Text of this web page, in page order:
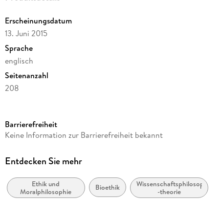
Erscheinungsdatum
13. Juni 2015
Sprache
englisch
Seitenanzahl
208
Herausgegeben von
Verlag/Hersteller
Produktart
kartoniert
Barrierefreiheit
Keine Information zur Barrierefreiheit bekannt
Entdecken Sie mehr
Ethik und
Moralphilosophie
Bioethik
Wissenschaftsphilosophie
-theorie